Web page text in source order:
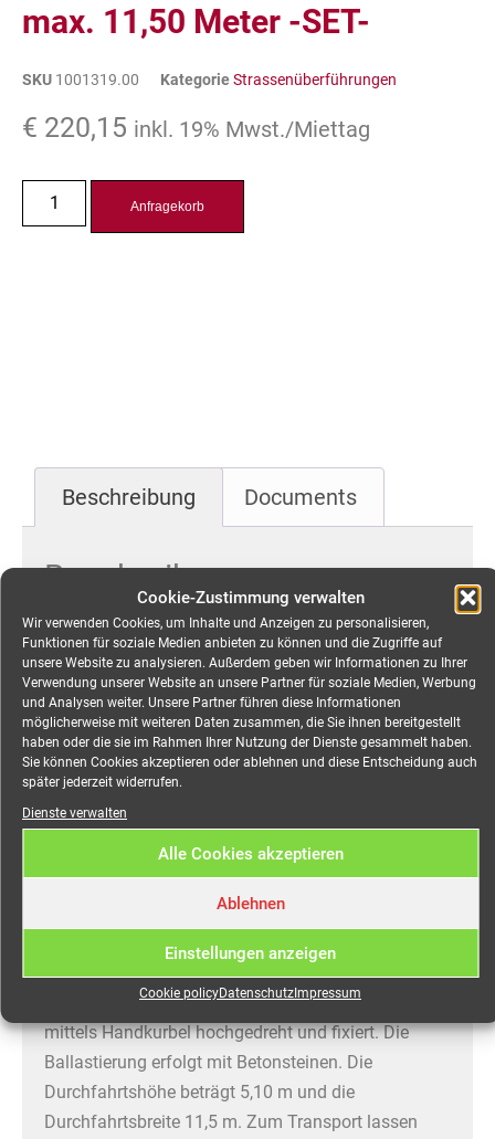
Cookie-Zustimmung verwalten
Wir verwenden Cookies, um Inhalte und Anzeigen zu personalisieren,
Funktionen für soziale Medien anbieten zu können und die Zugriffe auf
unsere Website zu analysieren. Außerdem geben wir Informationen zu Ihrer
Verwendung unserer Website an unsere Partner für soziale Medien, Werbung
und Analysen weiter. Unsere Partner führen diese Informationen
möglicherweise mit weiteren Daten zusammen, die Sie ihnen bereitgestellt
haben oder die sie im Rahmen Ihrer Nutzung der Dienste gesammelt haben.
Sie können Cookies akzeptieren oder ablehnen und diese Entscheidung auch
später jederzeit widerrufen.
Dienste verwalten
Alle Cookies akzeptieren
Ablehnen
Einstellungen anzeigen
Cookie policyDatenschutz Impressum
max. 11,50 Meter -SET-
SKU 1001319.00 KategorieStrassenüberführungen
€ 220,15 inkl. 19% Mwst./Miettag
Anfragekorb
Beschreibung Documents
Beschreibung
Kabelbrücke
Strassenüberführung Breite
max. 11,50 Meter -SET-
mieten
Mit der Müba-Kabelbrücke führen Sie Ihre Kabel
oder Versorgungsleitungen sicher über die Straße.
Zum Aufbau werden nur 2 Personen benötigt. Das
Kabel wird auf einer Höhe von 1,20 m auf den
Gitterträger und die Kabelführung gelegt und dann
mittels Handkurbel hochgedreht und fixiert. Die
Ballastierung erfolgt mit Betonsteinen. Die
Durchfahrtshöhe beträgt 5,10 m und die
Durchfahrtsbreite 11,5 m. Zum Transport lassen